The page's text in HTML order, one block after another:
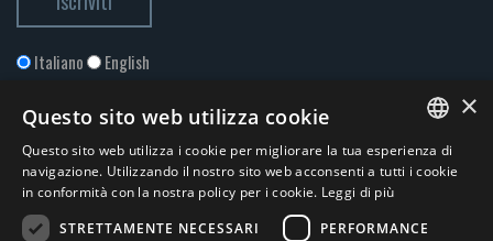
Italiano English
ITALIAN
×
Questo sito web utilizza cookie
Questo sito web utilizza i cookie per migliorare la tua esperienza di
navigazione. Utilizzando il nostro sito web acconsenti a tutti i cookie
in conformità con la nostra policy per i cookie. Leggi di più
STRETTAMENTE NECESSARI
PERFORMANCE